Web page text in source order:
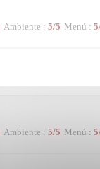
Ambiente : 5/5 Menú : 5
Ambiente : 5/5 Menú : 5